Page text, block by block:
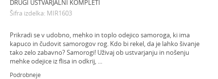
DRUGI USTVARJALNI KOMPLETI
Šifra izdelka: MIR1603
Prikradi se v udobno, mehko in toplo odejico samoroga, ki ima
kapuco in čudovit samorogov rog. Kdo bi rekel, da je lahko šivanje
tako zelo zabavno? Samorogi! Uživaj ob ustvarjanju in nošenju
mehke odejice iz flisa in odkrij, ...
Podrobneje